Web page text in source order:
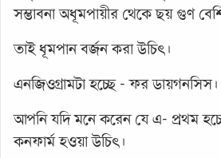
সম্ভাবনা অধূমপায়ীর থেকে ছয় গুণ
তাই ধূমপান বর্জন করা উচিৎ।
এনজিওগ্রামটা হচ্ছে - ফর ডায়গনসিস।
আপনি যদি মনে করেন যে এ- প্রথম
কনফার্ম হওয়া উচিৎ।